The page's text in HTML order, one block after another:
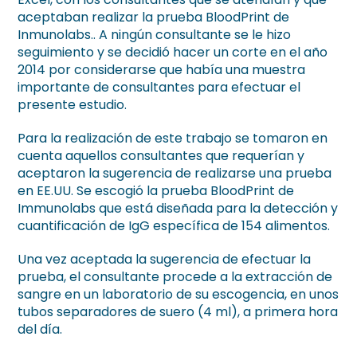
aceptaban realizar la prueba BloodPrint de
Inmunolabs.. A ningún consultante se le hizo
seguimiento y se decidió hacer un corte en el año
2014 por considerarse que había una muestra
importante de consultantes para efectuar el
presente estudio.
Para la realización de este trabajo se tomaron en
cuenta aquellos consultantes que requerían y
aceptaron la sugerencia de realizarse una prueba
en EE.UU. Se escogió la prueba BloodPrint de
Immunolabs que está diseñada para la detección y
cuantificación de IgG específica de 154 alimentos.
Una vez aceptada la sugerencia de efectuar la
prueba, el consultante procede a la extracción de
sangre en un laboratorio de su escogencia, en unos
tubos separadores de suero (4 ml), a primera hora
del día.